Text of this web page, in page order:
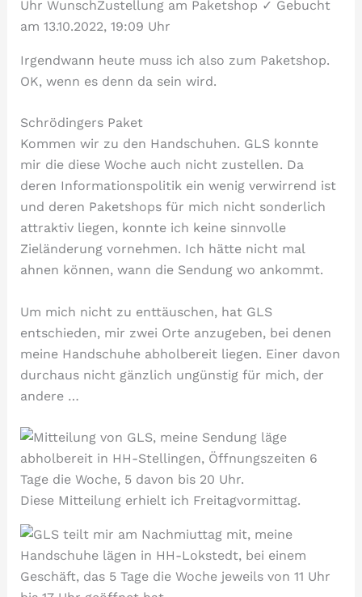
Irgendwann heute muss ich also zum Paketshop.
OK, wenn es denn da sein wird.
Schrödingers Paket
Kommen wir zu den Handschuhen. GLS konnte
mir die diese Woche auch nicht zustellen. Da
deren Informationspolitik ein wenig verwirrend ist
und deren Paketshops für mich nicht sonderlich
attraktiv liegen, konnte ich keine sinnvolle
Zieländerung vornehmen. Ich hätte nicht mal
ahnen können, wann die Sendung wo ankommt.
Um mich nicht zu enttäuschen, hat GLS
entschieden, mir zwei Orte anzugeben, bei denen
meine Handschuhe abholbereit liegen. Einer davon
durchaus nicht gänzlich ungünstig für mich, der
andere …
Diese Mitteilung erhielt ich Freitagvormittag.